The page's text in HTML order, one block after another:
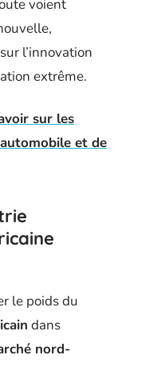
voient
l’innovation
extrême.
sur les
et de
le poids du
dans
nord-